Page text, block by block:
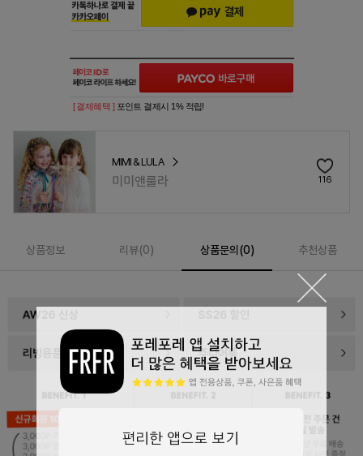
[ 결제혜택 ] 포인트 결제시 1% 적립!
MIMI & LULA
미미앤룰라 116
상품정보 리뷰(0) 상품문의(0) 추천상품